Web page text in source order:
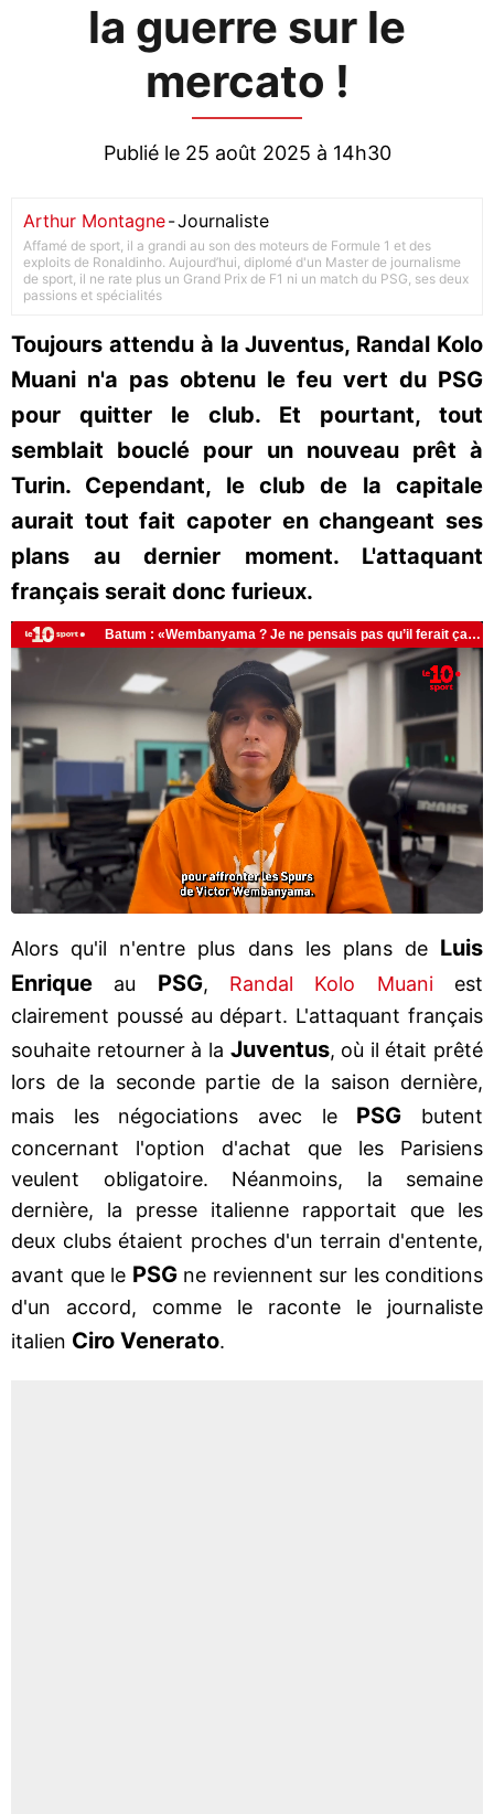
la guerre sur le
mercato !
Publié le 25 août 2025 à 14h30
Arthur Montagne-Journaliste
Affamé de sport, il a grandi au son des moteurs de Formule 1 et des
exploits de Ronaldinho. Aujourd’hui, diplomé d'un Master de journalisme
de sport, il ne rate plus un Grand Prix de F1 ni un match du PSG, ses deux
passions et spécialités
Toujours attendu à la Juventus, Randal Kolo
Muani n'a pas obtenu le feu vert du PSG
pour quitter le club. Et pourtant, tout
semblait bouclé pour un nouveau prêt à
Turin. Cependant, le club de la capitale
aurait tout fait capoter en changeant ses
plans au dernier moment. L'attaquant
français serait donc furieux.
Alors qu'il n'entre plus dans les plans de Luis
Enrique au PSG, Randal Kolo Muaniest
clairement poussé au départ. L'attaquant français
souhaite retourner à la Juventus, où il était prêté
lors de la seconde partie de la saison dernière,
mais les négociations avec le PSG
butent
concernant l'option d'achat que les Parisiens
veulent obligatoire. Néanmoins, la semaine
dernière, la presse italienne rapportait que les
deux clubs étaient proches d'un terrain d'entente,
avant que le PSG ne reviennent sur les conditions
d'un accord, comme le raconte le journaliste
italien Ciro Venerato.